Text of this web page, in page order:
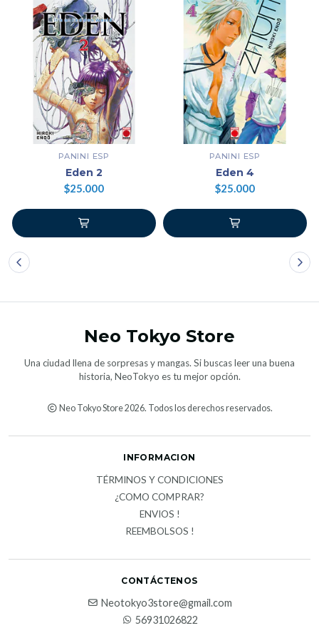
PANINI ESP
Eden 2
$25.000
PANINI ESP
Eden 4
$25.000
Neo Tokyo Store
Una ciudad llena de sorpresas y mangas. Si buscas leer una buena
historia, NeoTokyo es tu mejor opción.
Neo Tokyo Store 2026. Todos los derechos reservados.
INFORMACION
TÉRMINOS Y CONDICIONES
¿COMO COMPRAR?
ENVIOS !
REEMBOLSOS !
CONTÁCTENOS
Neotokyo3store@gmail.com
56931026822